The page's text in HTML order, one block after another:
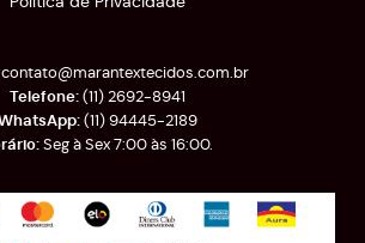
(11)2692-8941
(11)94445-2189
Seg à Sex 7:00 às 16:00.
contato@marantextecidos.com.br